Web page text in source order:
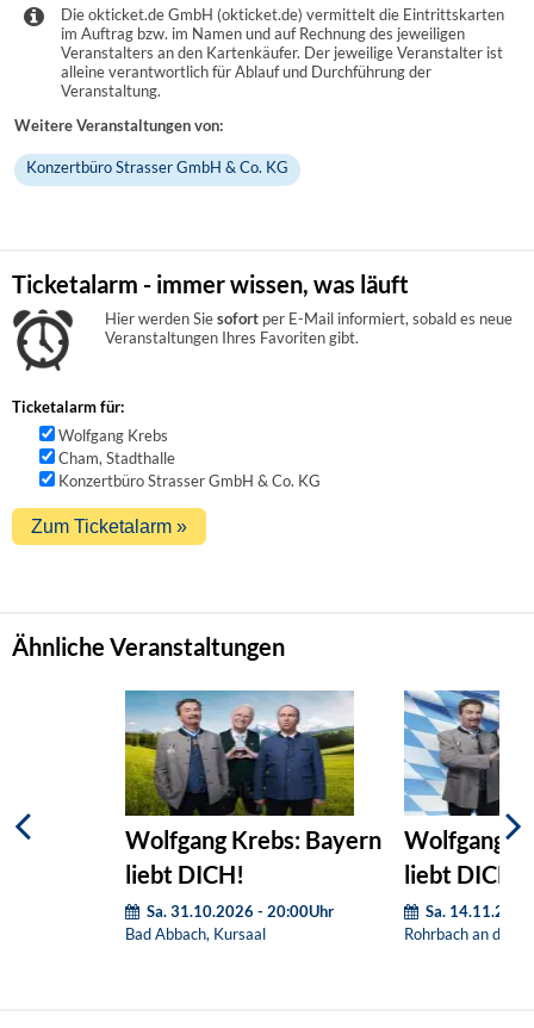
Die okticket.de GmbH (okticket.de) vermittelt die Eintrittskarten
im Auftrag bzw. im Namen und auf Rechnung des jeweiligen
Veranstalters an den Kartenkäufer. Der jeweilige Veranstalter ist
alleine verantwortlich für Ablauf und Durchführung der
Veranstaltung.
Weitere Veranstaltungen von:
Konzertbüro Strasser GmbH & Co. KG
Ticketalarm - immer wissen, was läuft
Hier werden Siesofort per E-Mail informiert, sobald es neue
Veranstaltungen Ihres Favoriten gibt.
Ticketalarm für:
Wolfgang Krebs
Cham, Stadthalle
Konzertbüro Strasser GmbH & Co. KG
Ähnliche Veranstaltungen
Wolfgang Krebs: Bayern
liebt DICH!
Sa. 31.10.2026 - 20:00Uhr
Bad Abbach, Kursaal
Wolfgang
liebt DICH!
Sa.
Rohrbach an der